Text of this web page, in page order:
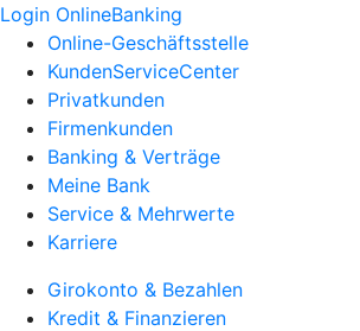
Login OnlineBanking
Online-Geschäftsstelle
KundenServiceCenter
Privatkunden
Firmenkunden
Banking & Verträge
Meine Bank
Service & Mehrwerte
Karriere
Girokonto & Bezahlen
Kredit & Finanzieren